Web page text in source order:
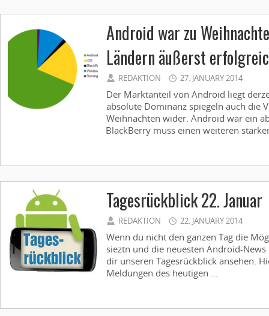
Android war zu
Ländern äußerst
REDAKTION 27. JANUARY 2014
Der Marktanteil von Android liegt
absolute Dominanz spiegeln auch die
Weihnachten wider. Android war ein
BlackBerry muss einen weiteren
Tagesrückblick 22. Januar
REDAKTION 22. JANUARY 2014
Wenn du nicht den ganzen Tag die
sieztn und die neuesten Android-
dir unseren Tagesrückblick ansehen.
Meldungen des heutigen ...